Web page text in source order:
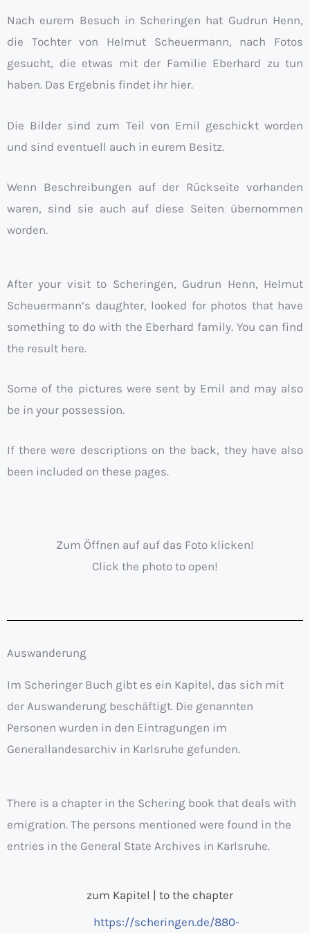
Nach eurem Besuch in Scheringen hat Gudrun Henn,
die Tochter von Helmut Scheuermann, nach Fotos
gesucht, die etwas mit der Familie Eberhard zu tun
haben. Das Ergebnis findet ihr hier.
Die Bilder sind zum Teil von Emil geschickt worden
und sind eventuell auch in eurem Besitz.
Wenn Beschreibungen auf der Rückseite vorhanden
waren, sind sie auch auf diese Seiten übernommen
worden.
After your visit to Scheringen, Gudrun Henn, Helmut
Scheuermann’s daughter, looked for photos that have
something to do with the Eberhard family. You can find
the result here.
Some of the pictures were sent by Emil and may also
be in your possession.
If there were descriptions on the back, they have also
been included on these pages.
Zum Öffnen auf auf das Foto klicken!
Click the photo to open!
Auswanderung
Im Scheringer Buch gibt es ein Kapitel, das sich mit
der Auswanderung beschäftigt. Die genannten
Personen wurden in den Eintragungen im
Generallandesarchiv in Karlsruhe gefunden.
There is a chapter in the Schering book that deals with
emigration. The persons mentioned were found in the
entries in the General State Archives in Karlsruhe.
zum Kapitel | to the chapter
https://scheringen.de/880-